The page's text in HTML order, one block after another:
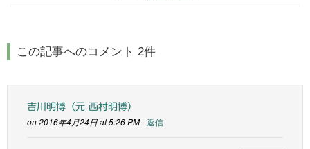
この記事へのコメント 2件
吉川明博（元 西村明博）
on 2016年4月24日 at 5:26 PM -返信